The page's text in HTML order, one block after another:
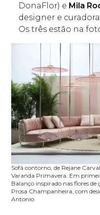
DonaFlor) e Mila
designer e
Os três estão na
Sofá contorno, de Rejane
Varanda Primavera. Em
Balanço inspirado nas flores
Prosa Champanheira, com
Antonio